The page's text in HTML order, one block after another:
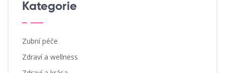
Kategorie
Zubní péče
Zdraví a wellness